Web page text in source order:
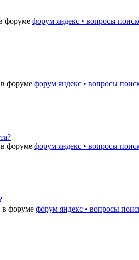
форуме форум яндекс • вопросы
форуме форум яндекс • вопросы
форуме форум яндекс • вопросы
в форуме форум яндекс • вопросы